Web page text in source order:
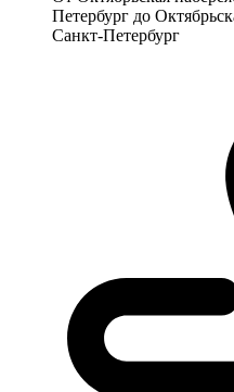
Петербург до
Санкт-Петербург